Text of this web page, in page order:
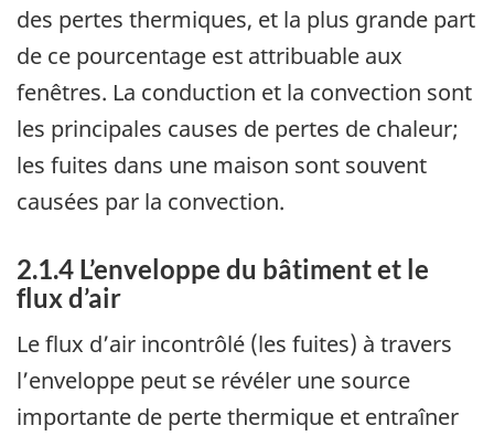
des pertes thermiques, et la plus grande part
de ce pourcentage est attribuable aux
fenêtres. La conduction et la convection sont
les principales causes de pertes de chaleur;
les fuites dans une maison sont souvent
causées par la convection.
2.1.4 L’enveloppe du bâtiment et le
flux d’air
Le flux d’air incontrôlé (les fuites) à travers
l’enveloppe peut se révéler une source
importante de perte thermique et entraîner